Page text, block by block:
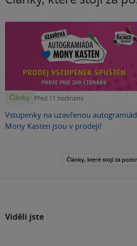
Články Před 11 hodinami
Vstupenky na uzavřenou
Mony Kasten jsou v prodeji!
Články, které stojí za
Viděli jste